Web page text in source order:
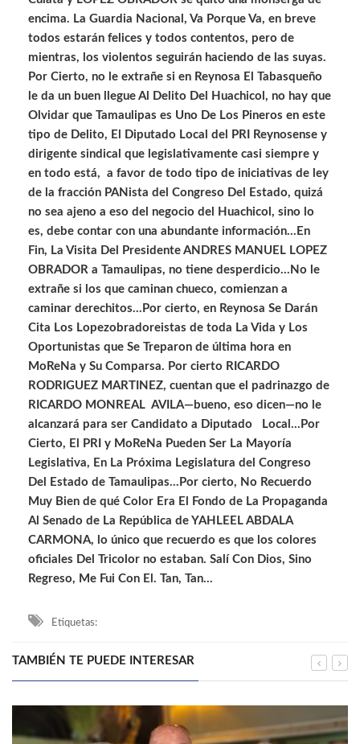
encima. La Guardia Nacional, Va Porque Va, en breve
todos estarán felices y todos contentos, pero de
mientras, los violentos seguirán haciendo de las suyas.
Por Cierto, no le extrañe si en Reynosa El Tabasqueño
le da un buen llegue Al Delito Del Huachicol, no hay que
Olvidar que Tamaulipas es Uno De Los Pineros en este
tipo de Delito, El Diputado Local del PRI Reynosense y
dirigente sindical que legislativamente casi siempre y
en todo está, a favor de todo tipo de iniciativas de ley
de la fracción PANista del Congreso Del Estado, quizá
no sea ajeno a eso del negocio del Huachicol, sino lo
es, debe contar con una abundante información…En
Fin, La Visita Del Presidente ANDRES MANUEL LOPEZ
OBRADOR a Tamaulipas, no tiene desperdicio…No le
extrañe si los que caminan chueco, comienzan a
caminar derechitos…Por cierto, en Reynosa Se Darán
Cita Los Lopezobradoreistas de toda La Vida y Los
Oportunistas que Se Treparon de última hora en
MoReNa y Su Comparsa. Por cierto RICARDO
RODRIGUEZ MARTINEZ, cuentan que el padrinazgo de
RICARDO MONREAL AVILA—bueno, eso dicen—no le
alcanzará para ser Candidato a Diputado Local…Por
Cierto, El PRI y MoReNa Pueden Ser La Mayoría
Legislativa, En La Próxima Legislatura del Congreso
Del Estado de Tamaulipas…Por cierto, No Recuerdo
Muy Bien de qué Color Era El Fondo de La Propaganda
Al Senado de La República de YAHLEEL ABDALA
CARMONA, lo único que recuerdo es que los colores
oficiales Del Tricolor no estaban. Salí Con Dios, Sino
Regreso, Me Fui Con El. Tan, Tan…
Etiquetas:
TAMBIÉN TE PUEDE INTERESAR